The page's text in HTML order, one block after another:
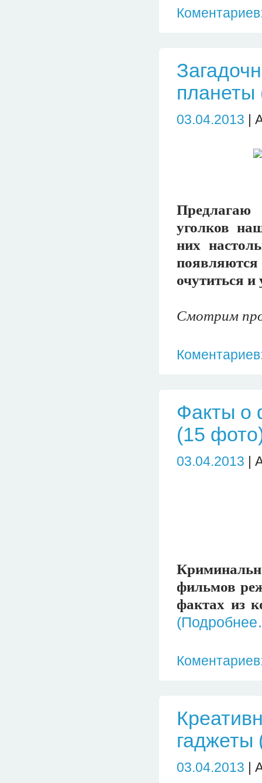
планеты
03.04.2013 |
Предлагаю
уголков
них
очутиться и
Смотрим
Факты о
(15
03.04.2013 |
фильмов
фактах из
гаджеты
03.04.2013 |